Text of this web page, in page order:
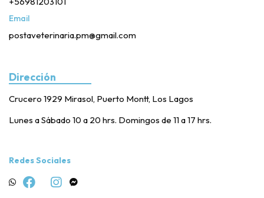
Email
postaveterinaria.pm@gmail.com
Dirección
Crucero 1929 Mirasol, Puerto Montt, Los Lagos
Lunes a Sábado 10 a 20 hrs. Domingos de 11 a 17 hrs.
Redes Sociales